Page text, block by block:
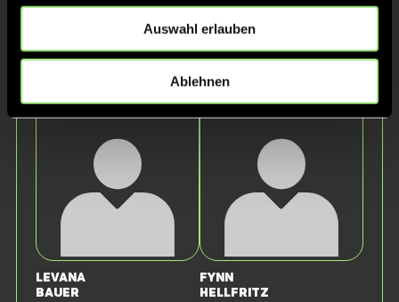
Auswahl erlauben
Ablehnen
Simon
Reichl
Levana
Bauer
Fynn
Hellfritz